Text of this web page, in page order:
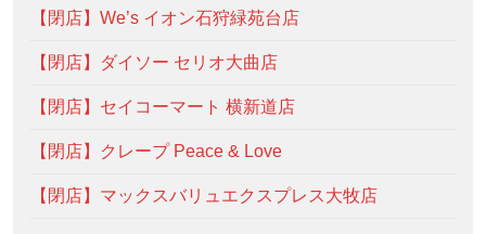
【閉店】We’s イオン石狩緑苑台店
【閉店】ダイソー セリオ大曲店
【閉店】セイコーマート 横新道店
【閉店】クレープ Peace & Love
【閉店】マックスバリュエクスプレス大牧店